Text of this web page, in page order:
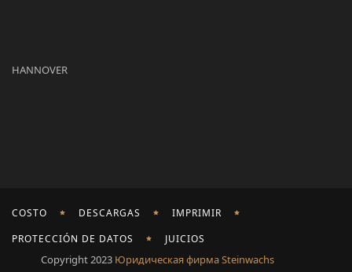
HANNOVER
COSTO DESCARGAS
IMPRIMIR
PROTECCIÓN DE DATOS
JUICIOS
Copyright 2023 Юридическая фирма Steinwachs